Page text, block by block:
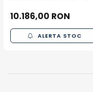
10.186,00 RON
ALERTA STOC